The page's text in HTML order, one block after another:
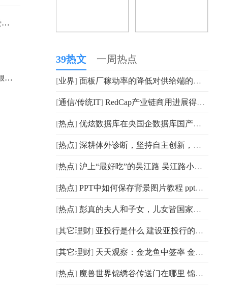
RedCap产业链商用进展得到披露 三大运营商在RedCap方面进展迅速
彭真的夫人和子女，儿女皆国家栋梁，女儿是总经理，次子很厉害:环球新资讯
39热文 一周热点
[业界] 面板厂稼动率的降低对供给端的影响效果显著 三季度全球L
[通信/传统IT] RedCap产业链商用进展得到披露 三大运营商在RedCap方面
[热点] 优炫数据库在央国企数据库国产化的解决之道
[热点] 深耕体外诊断，坚持自主创新，菲鹏生物愈发生机强劲！
[热点] 沪上“最好吃”的吴江路 吴江路小吃街 世界报道
[热点] PPT中如何保存背景图片教程 ppt背景图保存:环球新要闻
[热点] 彭真的夫人和子女，儿女皆国家栋梁，女儿是总经理，次子
[其它理财] 亚投行是什么 建设亚投行的意义
[其它理财] 天天观察：金龙鱼中签率 金龙鱼是什么
[热点] 魔兽世界锦绣谷传送门在哪里 锦绣谷传送门在哪_天天报资讯